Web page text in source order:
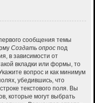
сообщения темы
Создать опрос под
в зависимости от
вкладки или формы, то
вопрос и как минимум
убедившись, что
текстового поля. Вы
которые могут выбрать